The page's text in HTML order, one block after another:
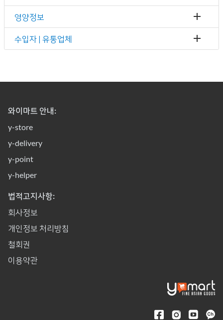
영양정보
수입자 | 유통업체
와이마트 안내:
y-store
y-delivery
y-point
y-helper
법적고지사항:
회사정보
개인정보 처리방침
철회권
이용약관